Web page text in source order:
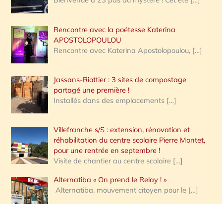
Rencontre avec la poétesse Katerina
APOSTOLOPOULOU
Rencontre avec Katerina Apostolopoulou, […]
Jassans-Riottier : 3 sites de compostage
partagé une première !
Installés dans des emplacements […]
Villefranche s/S : extension, rénovation et
réhabilitation du centre scolaire Pierre Montet,
pour une rentrée en septembre !
Visite de chantier au centre scolaire […]
Alternatiba « On prend le Relay ! »
Alternatiba, mouvement citoyen pour le […]